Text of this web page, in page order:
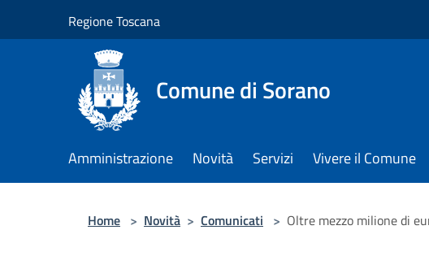
Regione Toscana
Comune di Sorano
Amministrazione Novità Servizi Vivere il Comune
Home > Novità > Comunicati > Oltre mezzo milione di